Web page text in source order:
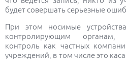
будет совершать серьезные
При этом носимые
контролирующим органам,
контроль как частных
учреждений, в том числе это